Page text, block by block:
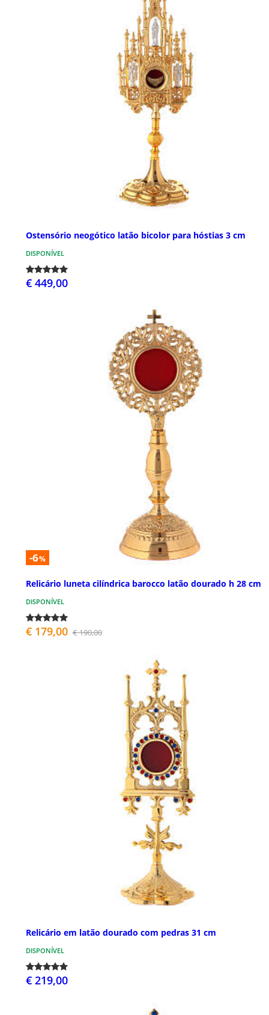
Ostensório neogótico latão bicolor para hóstias 3 cm
DISPONÍVEL
€ 449,00
-6%
Relicário luneta cilíndrica barocco latão dourado h 28 cm
DISPONÍVEL
€ 179,00 € 190,00
Relicário em latão dourado com pedras 31 cm
DISPONÍVEL
€ 219,00